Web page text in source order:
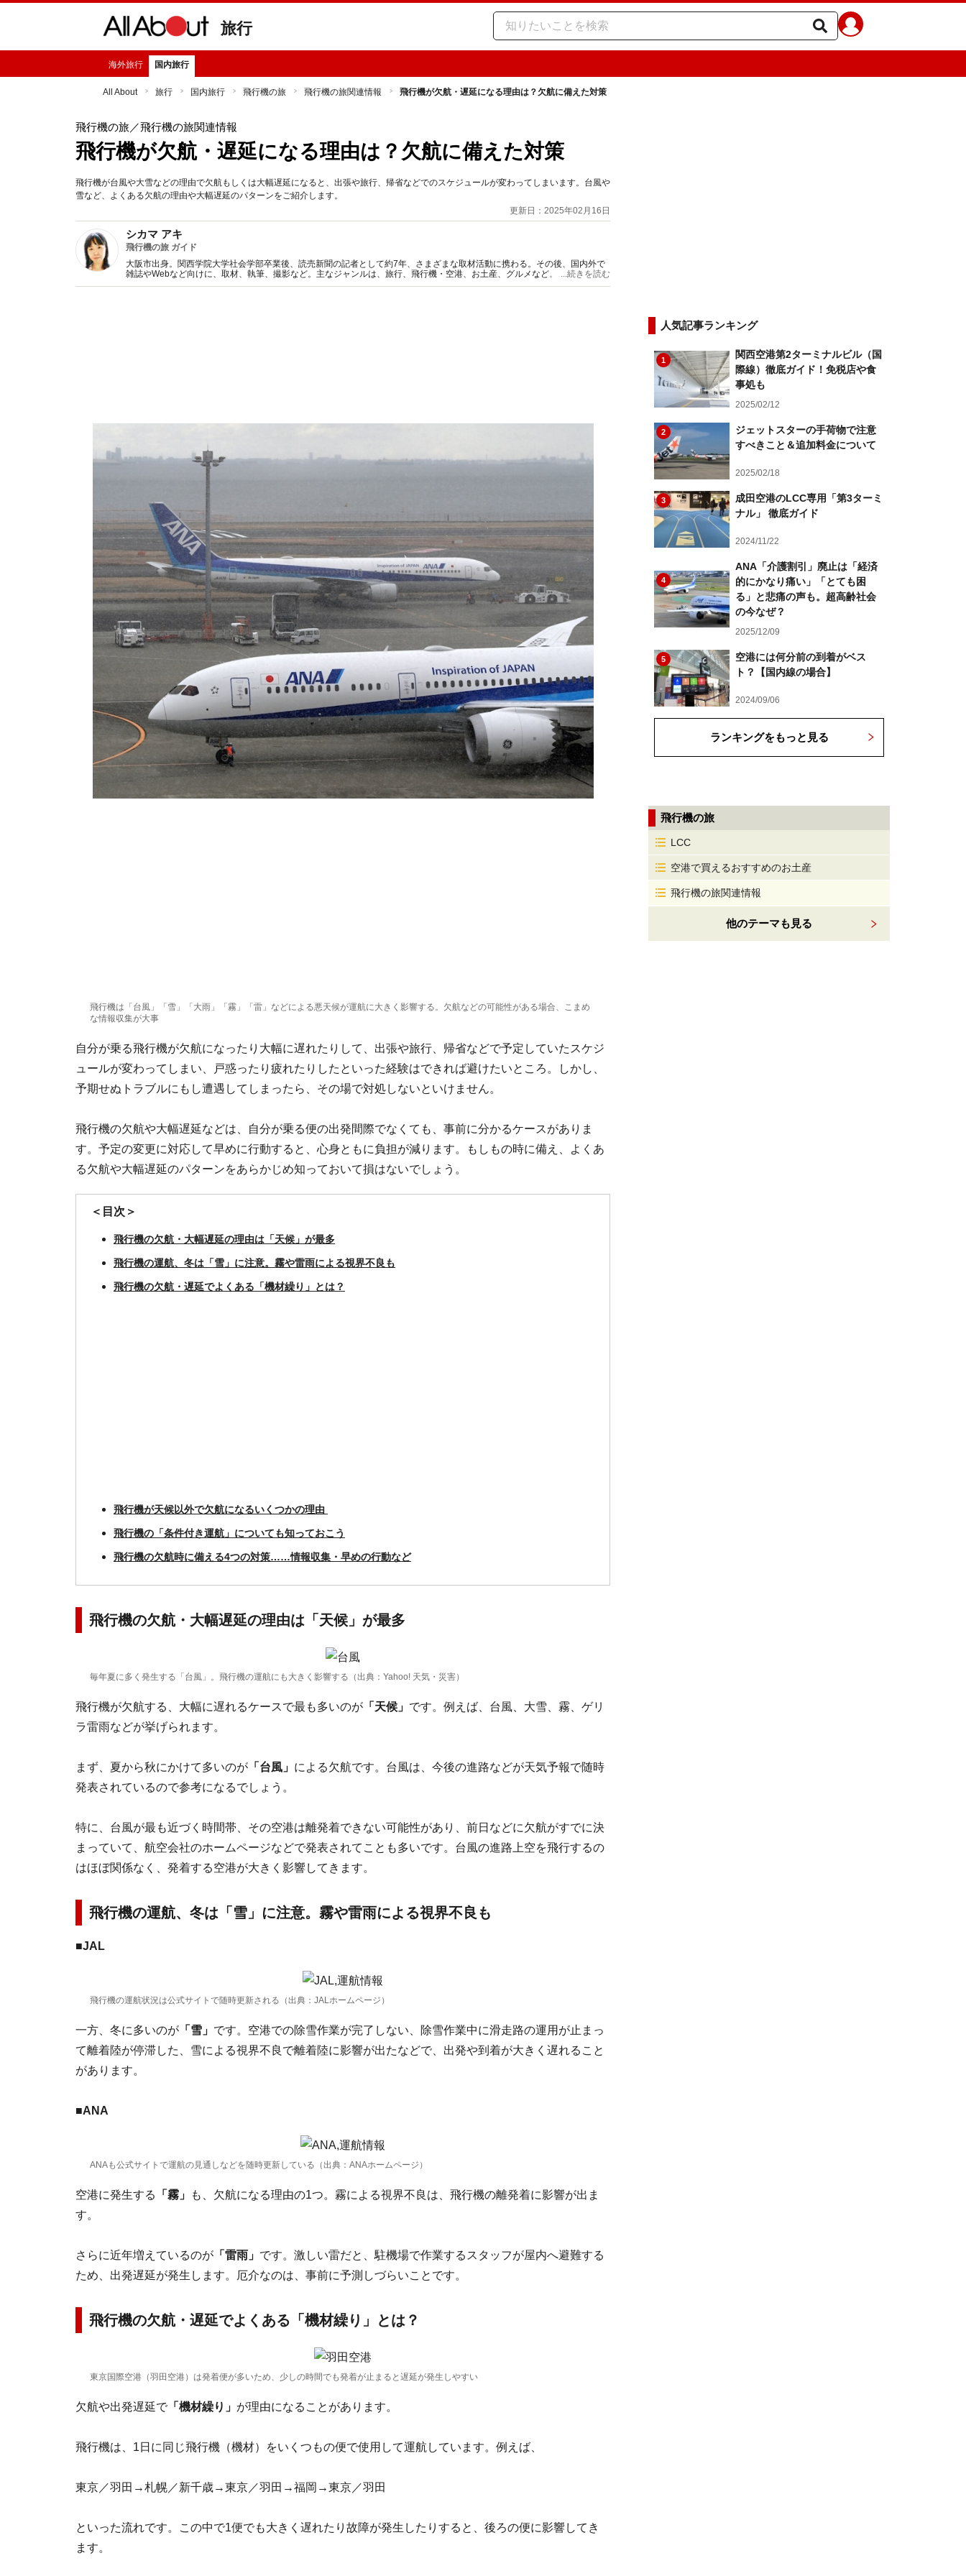
旅行
海外旅行 国内旅行
All About 旅行 国内旅行 飛行機の旅 飛行機の旅関連情報 飛行機が欠航・遅延になる理由は？欠航に備えた対策
飛行機の旅 ／飛行機の旅関連情報
飛行機が欠航・遅延になる理由は？欠航に備えた対策
飛行機が台風や大雪などの理由で欠航もしくは大幅遅延になると、出張や旅行、帰省などでのスケジュールが変わってしまいます。台風や
雪など、よくある欠航の理由や大幅遅延のパターンをご紹介します。
更新日：2025年02月16日
シカマ アキ
飛行機の旅 ガイド
大阪市出身。関西学院大学社会学部卒業後、読売新聞の記者として約7年、さまざまな取材活動に携わる。その後、国内外で
雑誌やWebなど向けに、取材、執筆、撮影など。主なジャンルは、旅行、飛行機・空港、お土産、グルメなど。ニコンカレッ
ジ講師をはじめ、空港や旅行会社などでのセミナーで講演活動も。
...続きを読む
飛行機は「台風」「雪」「大雨」「霧」「雷」などによる悪天候が運航に大きく影響する。欠航などの可能性がある場合、こまめ
な情報収集が大事
自分が乗る飛行機が欠航になったり大幅に遅れたりして、出張や旅行、帰省などで予定していたスケジ
ュールが変わってしまい、戸惑ったり疲れたりしたといった経験はできれば避けたいところ。しかし、
予期せぬトラブルにもし遭遇してしまったら、その場で対処しないといけません。
飛行機の欠航や大幅遅延などは、自分が乗る便の出発間際でなくても、事前に分かるケースがありま
す。予定の変更に対応して早めに行動すると、心身ともに負担が減ります。もしもの時に備え、よくあ
る欠航や大幅遅延のパターンをあらかじめ知っておいて損はないでしょう。
＜目次＞
飛行機の欠航・大幅遅延の理由は「天候」が最多
飛行機の運航、冬は「雪」に注意。霧や雷雨による視界不良も
飛行機の欠航・遅延でよくある「機材繰り」とは？
飛行機が天候以外で欠航になるいくつかの理由
飛行機の「条件付き運航」についても知っておこう
飛行機の欠航時に備える4つの対策……情報収集・早めの行動など
飛行機の欠航・大幅遅延の理由は「天候」が最多
毎年夏に多く発生する「台風」。飛行機の運航にも大きく影響する（出典：Yahoo! 天気・災害）
飛行機が欠航する、大幅に遅れるケースで最も多いのが 「天候」 です。例えば、台風、大雪、霧、ゲリ
ラ雷雨などが挙げられます。
まず、夏から秋にかけて多いのが 「台風」 による欠航です。台風は、今後の進路などが天気予報で随時
発表されているので参考になるでしょう。
特に、台風が最も近づく時間帯、その空港は離発着できない可能性があり、前日などに欠航がすでに決
まっていて、航空会社のホームページなどで発表されてことも多いです。台風の進路上空を飛行するの
はほぼ関係なく、発着する空港が大きく影響してきます。
飛行機の運航、冬は「雪」に注意。霧や雷雨による視界不良も
■JAL
飛行機の運航状況は公式サイトで随時更新される（出典：JALホームページ）
一方、冬に多いのが 「雪」 です。空港での除雪作業が完了しない、除雪作業中に滑走路の運用が止まっ
て離着陸が停滞した、雪による視界不良で離着陸に影響が出たなどで、出発や到着が大きく遅れること
があります。
■ANA
ANAも公式サイトで運航の見通しなどを随時更新している（出典：ANAホームページ）
空港に発生する 「霧」
も、欠航になる理由の1つ。霧による視界不良は、飛行機の離発着に影響が出ま
す。
さらに近年増えているのが 「雷雨」 です。激しい雷だと、駐機場で作業するスタッフが屋内へ避難する
ため、出発遅延が発生します。厄介なのは、事前に予測しづらいことです。
飛行機の欠航・遅延でよくある「機材繰り」とは？
東京国際空港（羽田空港）は発着便が多いため、少しの時間でも発着が止まると遅延が発生しやすい
欠航や出発遅延で 「機材繰り」 が理由になることがあります。
飛行機は、1日に同じ飛行機（機材）をいくつもの便で使用して運航しています。例えば、
東京／羽田→札幌／新千歳→東京／羽田→福岡→東京／羽田
といった流れです。この中で1便でも大きく遅れたり故障が発生したりすると、後ろの便に影響してき
ます。
人気記事ランキング
1
関西空港第2ターミナルビル（国
際線）徹底ガイド！免税店や食
事処も
2025/02/12
2
ジェットスターの手荷物で注意
すべきこと＆追加料金について
2025/02/18
3
成田空港のLCC専用「第3ターミ
ナル」 徹底ガイド
2024/11/22
4
ANA「介護割引」廃止は「経済
的にかなり痛い」「とても困
る」と悲痛の声も。超高齢社会
の今なぜ？
2025/12/09
5
空港には何分前の到着がベス
ト？【国内線の場合】
2024/09/06
ランキングをもっと見る
飛行機の旅
LCC
空港で買えるおすすめのお土産
飛行機の旅関連情報
他のテーマも見る